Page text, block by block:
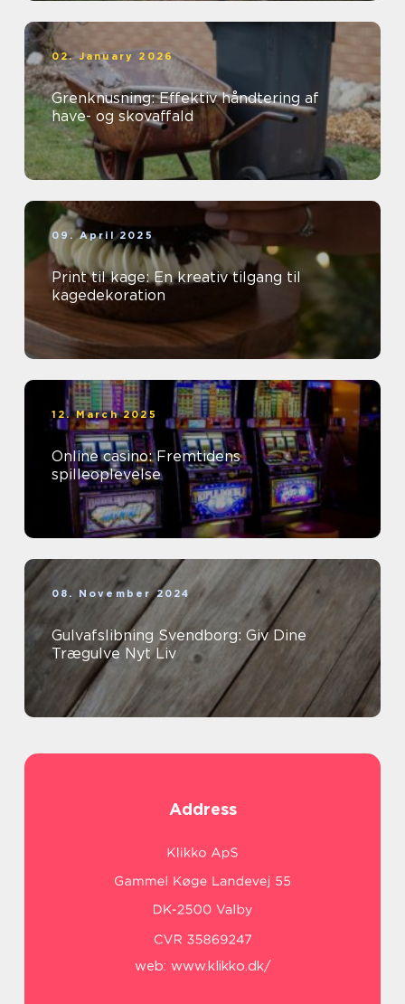
02. January 2026
Grenknusning: Effektiv håndtering af
have- og skovaffald
09. April 2025
Print til kage: En kreativ tilgang til
kagedekoration
12. March 2025
Online casino: Fremtidens
spilleoplevelse
08. November 2024
Gulvafslibning Svendborg: Giv Dine
Trægulve Nyt Liv
Address
web: www.klikko.dk/